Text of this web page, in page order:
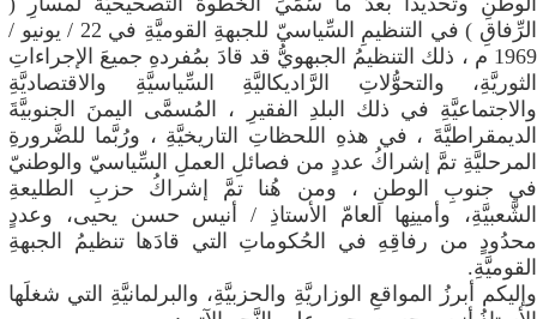
الرِّفاقِ ) في التنظيمِ السِّياسيّ للجبهةِ القوميَّةِ في 22 / يونيو /
1969 م ، ذلك التنظيمُ الجبهويُّ قد قادَ بمُفردهِ جميعَ الإجراءاتِ
الثوريَّةِ، والتحوُّلاتِ الرَّاديكاليَّةِ السِّياسيَّةِ والاقتصاديَّةِ
والاجتماعيَّةِ في ذلك البلدِ الفقيرِ ، المُسمَّى اليمنَ الجنوبيَّةَ
الديمقراطيَّةَ ، في هذهِ اللحظاتِ التاريخيَّةِ ، ورُبَّما للضَّرورةِ
المرحليَّةِ تمَّ إشراكُ عددٍ من فصائلِ العملِ السِّياسيّ والوطنيّ
في جنوبِ الوطنِ ، ومن هُنا تمَّ إشراكُ حزبِ الطليعةِ
الشَّعبيَّةِ، وأمينِها العامّ الأستاذِ / أنيس حسن يحيى، وعددٍ
محدُودٍ من رفاقِهِ في الحُكوماتِ التي قادَها تنظيمُ الجبهةِ
القوميَّةِ.
وإليكم أبرزُ المواقعِ الوزاريَّةِ والحزبيَّةِ، والبرلمانيَّةِ التي شغلَها